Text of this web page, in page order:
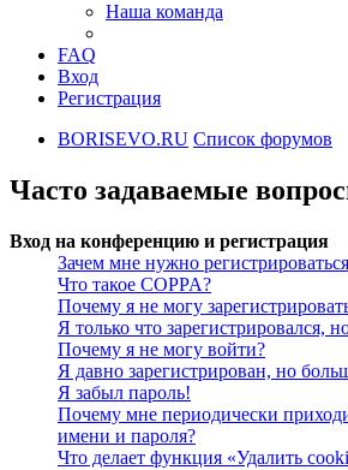
Наша команда
FAQ
Вход
Регистрация
BORISEVO.RU Список форумов
Часто задаваемые
Вход на конференцию и регистрация
Зачем мне нужно
Что такое COPPA?
Почему я не могу
Я только что зарегистрировался,
Почему я не могу войти?
Я давно зарегистрирован, но
Я забыл пароль!
Почему мне периодически
имени и пароля?
Что делает функция «Удалить